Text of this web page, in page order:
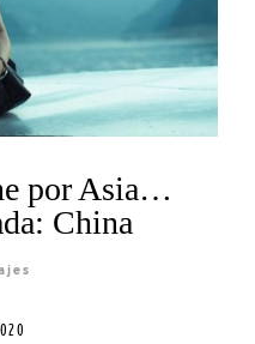
por Asia…
China